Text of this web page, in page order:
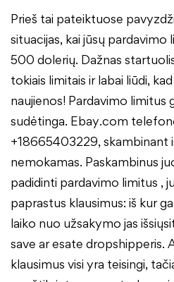
Prieš tai pateiktuose
situacijas, kai jūsų pardavimo
500 dolerių. Dažnas
tokiais limitais ir labai liūdi,
naujienos! Pardavimo limitus
sudėtinga. Ebay.com
+18665403229, skambinant
nemokamas. Paskambinus
padidinti pardavimo limitus ,
paprastus klausimus: iš kur
laiko nuo užsakymo jas
save ar esate dropshipperis.
klausimus visi yra teisingi,